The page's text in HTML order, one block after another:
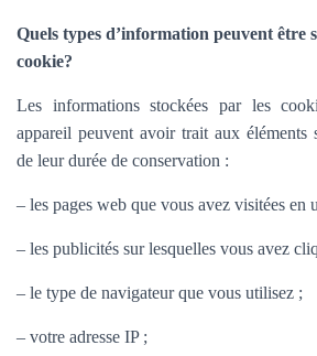
Quels types d’information peuvent être
cookie?
Les informations stockées par les
appareil peuvent avoir trait aux éléments
de leur durée de conservation :
– les pages web que vous avez visitées en
– les publicités sur lesquelles vous avez
– le type de navigateur que vous utilisez ;
– votre adresse IP ;